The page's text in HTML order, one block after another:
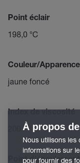
Point éclair
198,0 °C
Couleur/Apparence
jaune foncé
Index de viscosité
Point d'écoulement
À propos
Nous utilisons
informations sur
pour fournir des